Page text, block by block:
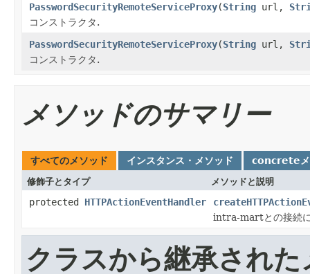
PasswordSecurityRemoteServiceProxy(String url,
コンストラクタ.
PasswordSecurityRemoteServiceProxy(String url,
コンストラクタ.
メソッドのサマリー
すべてのメソッド インスタンス・メソッド concreteメ
修飾子とタイプ メソッドと説明
protected HTTPActionEventHandler
intra-martとの接続
クラスから継承された